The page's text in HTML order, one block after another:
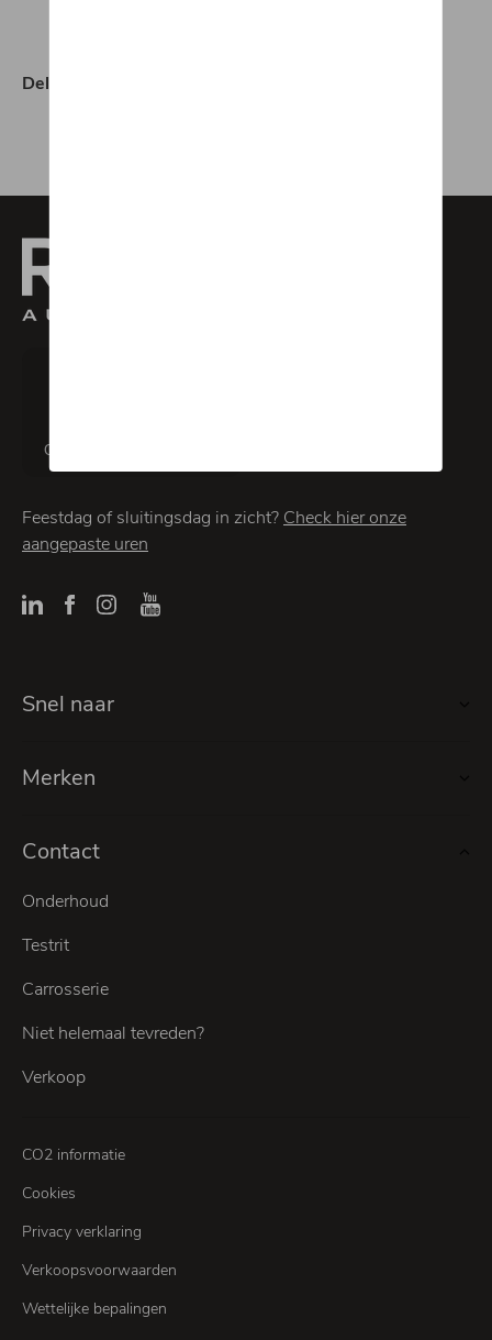
Delen:
Gebaseerd op
Feestdag of sluitingsdag in zicht? Check hier onze
aangepaste uren
Snel naar
Merken
Contact
Onderhoud
Testrit
Carrosserie
Niet helemaal tevreden?
Verkoop
CO2 informatie
Cookies
Privacy verklaring
Verkoopsvoorwaarden
Wettelijke bepalingen